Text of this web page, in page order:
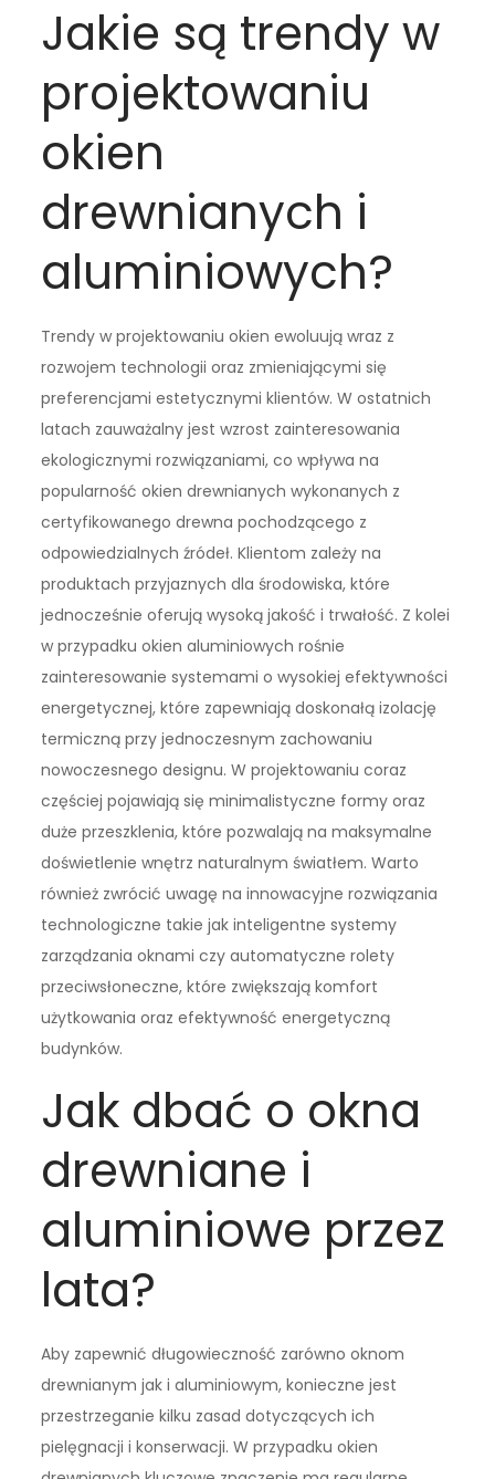
Jakie są trendy w
projektowaniu
okien
drewnianych i
aluminiowych?
Trendy w projektowaniu okien ewoluują wraz z
rozwojem technologii oraz zmieniającymi się
preferencjami estetycznymi klientów. W ostatnich
latach zauważalny jest wzrost zainteresowania
ekologicznymi rozwiązaniami, co wpływa na
popularność okien drewnianych wykonanych z
certyfikowanego drewna pochodzącego z
odpowiedzialnych źródeł. Klientom zależy na
produktach przyjaznych dla środowiska, które
jednocześnie oferują wysoką jakość i trwałość. Z kolei
w przypadku okien aluminiowych rośnie
zainteresowanie systemami o wysokiej efektywności
energetycznej, które zapewniają doskonałą izolację
termiczną przy jednoczesnym zachowaniu
nowoczesnego designu. W projektowaniu coraz
częściej pojawiają się minimalistyczne formy oraz
duże przeszklenia, które pozwalają na maksymalne
doświetlenie wnętrz naturalnym światłem. Warto
również zwrócić uwagę na innowacyjne rozwiązania
technologiczne takie jak inteligentne systemy
zarządzania oknami czy automatyczne rolety
przeciwsłoneczne, które zwiększają komfort
użytkowania oraz efektywność energetyczną
budynków.
Jak dbać o okna
drewniane i
aluminiowe przez
lata?
Aby zapewnić długowieczność zarówno oknom
drewnianym jak i aluminiowym, konieczne jest
przestrzeganie kilku zasad dotyczących ich
pielęgnacji i konserwacji. W przypadku okien